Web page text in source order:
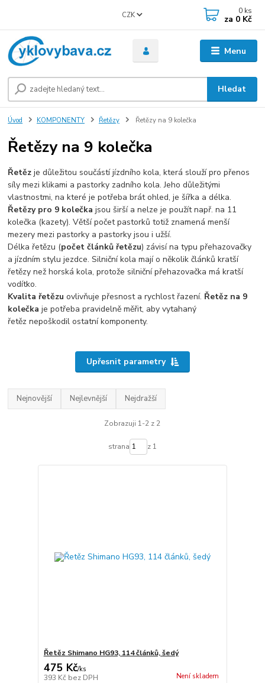
Menu
CZK
Hledat
0 ks
za 0 Kč
Úvod KOMPONENTY Řetězy Řetězy na 9 kolečka
Řetězy na 9 kolečka
Řetěz je důležitou součástí jízdního kola, která slouží pro přenos
síly mezi klikami a pastorky zadního kola. Jeho důležitými
vlastnostmi, na které je potřeba brát ohled, je šířka a délka.
Řetězy pro 9 kolečka jsou širší a nelze je použít např. na 11
kolečka (kazety). Větší počet pastorků totiž znamená menší
mezery mezi pastorky a pastorky jsou i užší.
Délka řetězu (počet článků řetězu) závisí na typu přehazovačky
a jízdním stylu jezdce. Silniční kola mají o několik článků kratší
řetězy než horská kola, protože silniční přehazovačka má kratší
vodítko.
Kvalita řetězuovlivňuje přesnost a rychlost řazení. Řetěz na 9
kolečka je potřeba pravidelně měřit, aby vytahaný
řetěz nepoškodil ostatní komponenty.
Upřesnit parametry
Nejnovější Nejlevnější Nejdražší
Zobrazuji 1-2 z 2
strana z 1
Řetěz Shimano HG93, 114 článků, šedý
475 Kč/ks
393 Kč bez DPH Není skladem